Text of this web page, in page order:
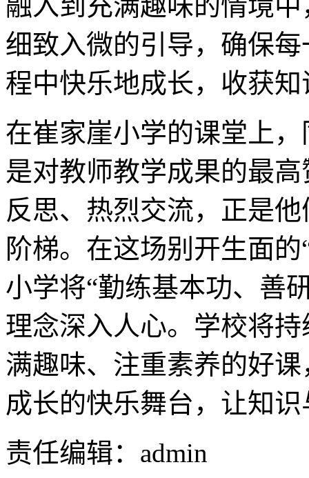
细致入微的引导，确保
程中快乐地成长，收获
在崔家崖小学的课堂上
是对教师教学成果的最
反思、热烈交流，正是
阶梯。在这场别开生面
小学将“勤练基本功、善
理念深入人心。学校将
满趣味、注重素养的好
成长的快乐舞台，让知
责任编辑：admin